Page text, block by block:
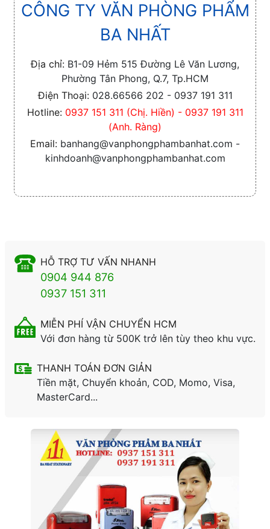
CÔNG TY VĂN PHÒNG PHẨM
BA NHẤT
Địa chỉ: B1-09 Hẻm 515 Đường Lê Văn Lương,
Phường Tân Phong, Q.7, Tp.HCM
Điện Thoại: 028.66566 202 - 0937 191 311
Hotline: 0937 151 311 (Chị. Hiền) - 0937 191 311
(Anh. Ràng)
Email: banhang@vanphongphambanhat.com -
kinhdoanh@vanphongphambanhat.com
HỖ TRỢ TƯ VẤN NHANH
0904 944 876
0937 151 311
MIỄN PHÍ VẬN CHUYỂN HCM
Với đơn hàng từ 500K trở lên tùy theo khu vực.
THANH TOÁN ĐƠN GIẢN
Tiền mặt, Chuyển khoản, COD, Momo, Visa,
MasterCard...